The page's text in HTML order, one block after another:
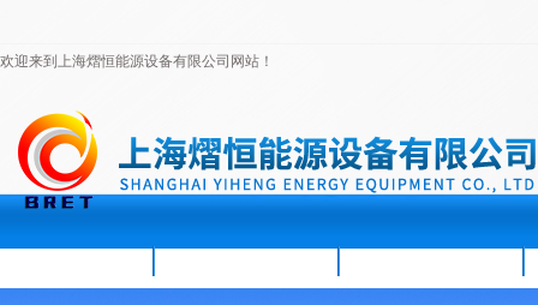
欢迎来到上海熠恒能源设备有限公司网站！